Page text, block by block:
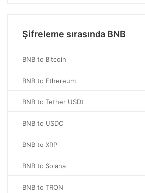
Şifreleme sırasında BNB
BNB to Bitcoin
BNB to Ethereum
BNB to Tether USDt
BNB to USDC
BNB to XRP
BNB to Solana
BNB to TRON